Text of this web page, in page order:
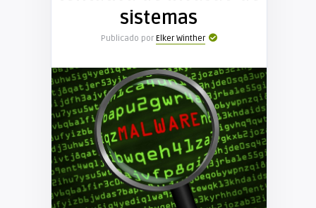
sistemas
Publicado por Elker Winther